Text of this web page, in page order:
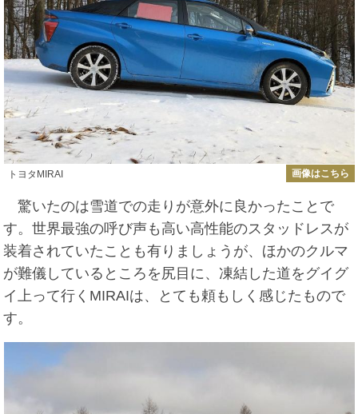
トヨタMIRAI 画像はこちら
驚いたのは雪道での走りが意外に良かったことで
す。世界最強の呼び声も高い高性能のスタッドレスが
装着されていたことも有りましょうが、ほかのクルマ
が難儀しているところを尻目に、凍結した道をグイグ
イ上って行くMIRAIは、とても頼もしく感じたもので
す。